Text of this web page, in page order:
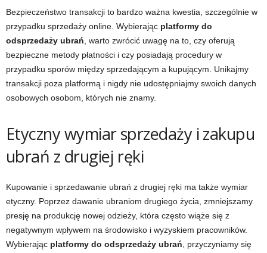
Bezpieczeństwo transakcji to bardzo ważna kwestia, szczególnie w
przypadku sprzedaży online. Wybierając platformy do
odsprzedaży ubrań , warto zwrócić uwagę na to, czy oferują
bezpieczne metody płatności i czy posiadają procedury w
przypadku sporów między sprzedającym a kupującym. Unikajmy
transakcji poza platformą i nigdy nie udostępniajmy swoich danych
osobowych osobom, których nie znamy.
Etyczny wymiar sprzedaży i zakupu
ubrań z drugiej ręki
Kupowanie i sprzedawanie ubrań z drugiej ręki ma także wymiar
etyczny. Poprzez dawanie ubraniom drugiego życia, zmniejszamy
presję na produkcję nowej odzieży, która często wiąże się z
negatywnym wpływem na środowisko i wyzyskiem pracowników.
Wybierając platformy do odsprzedaży ubrań , przyczyniamy się